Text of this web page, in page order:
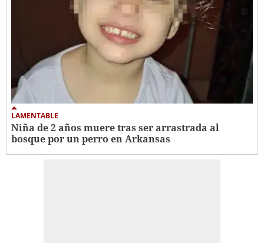
LAMENTABLE
Niña de 2 años muere tras ser arrastrada al
bosque por un perro en Arkansas